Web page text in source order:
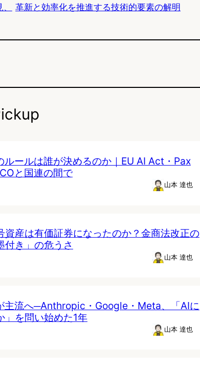
革新と効率化を推進する技術的要素の解明
ルールは誰が決めるのか｜EU AI Act・Pax
と国連の間で
山本 達也
資産は有価証券になったのか？金商法改正の
付き」の危うさ
山本 達也
主流へ─Anthropic・Google・Meta、「AIに
」を問い始めた1年
山本 達也